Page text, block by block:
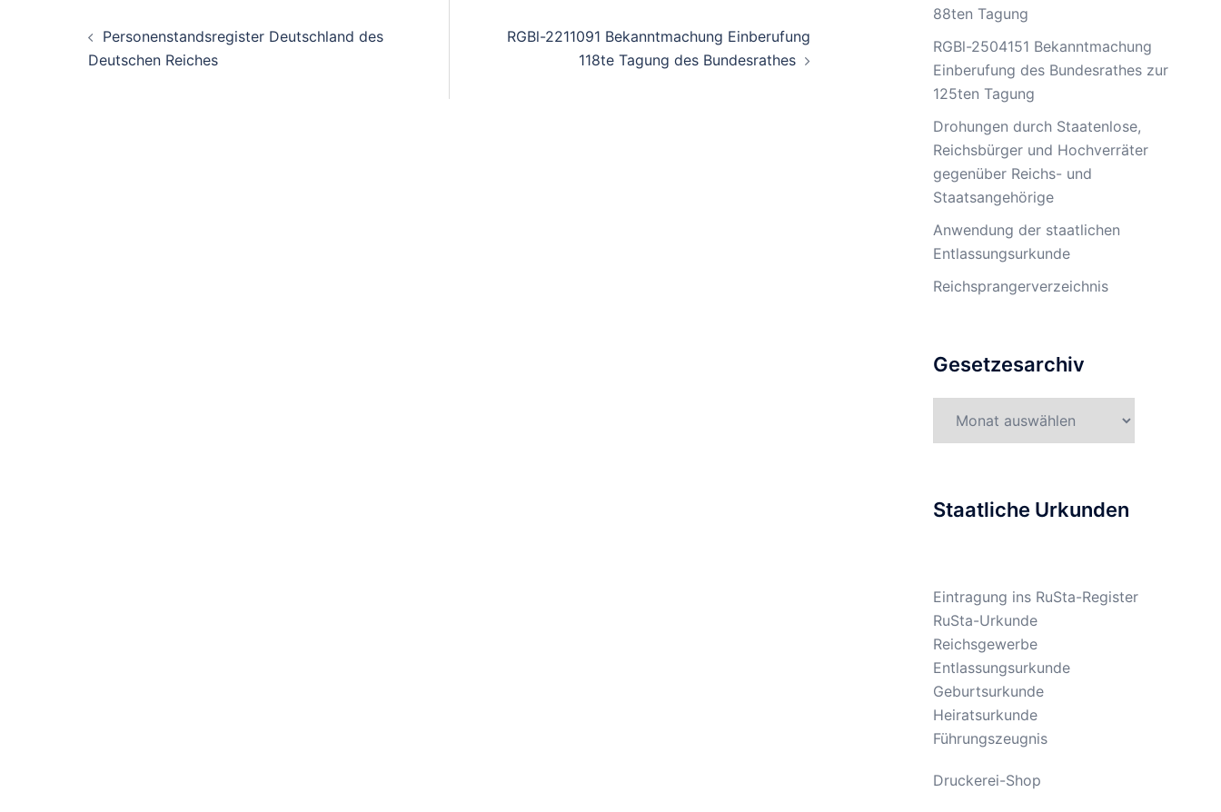
Personenstandsregister Deutschland des
Deutschen Reiches
RGBl-2211091 Bekanntmachung Einberufung
118te Tagung des Bundesrathes
88ten Tagung
RGBl-2504151 Bekanntmachung
Einberufung des Bundesrathes zur
125ten Tagung
Drohungen durch Staatenlose,
Reichsbürger und Hochverräter
gegenüber Reichs- und
Staatsangehörige
Anwendung der staatlichen
Entlassungsurkunde
Reichsprangerverzeichnis
Gesetzesarchiv
Staatliche Urkunden
Eintragung ins RuSta-Register
RuSta-Urkunde
Reichsgewerbe
Entlassungsurkunde
Geburtsurkunde
Heiratsurkunde
Führungszeugnis
Druckerei-Shop